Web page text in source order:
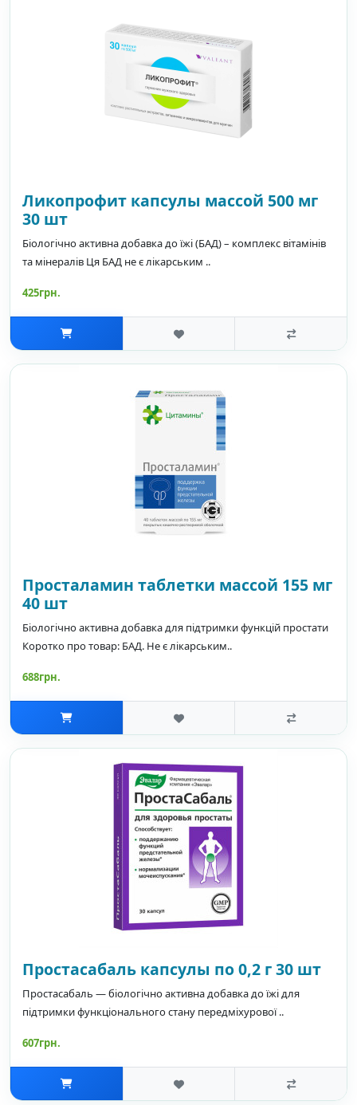
Ликопрофит капсулы массой 500 мг
30 шт
Біологічно активна добавка до їжі (БАД) – комплекс вітамінів
та мінералів Ця БАД не є лікарським ..
425грн.
Просталамин таблетки массой 155 мг
40 шт
Біологічно активна добавка для підтримки функцій простати
Коротко про товар: БАД. Не є лікарським..
688грн.
Простасабаль капсулы по 0,2 г 30 шт
Простасабаль — біологічно активна добавка до їжі для
підтримки функціонального стану передміхурової ..
607грн.